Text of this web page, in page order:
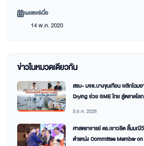
เผยแพร่เมื่อ
14 พ.ค. 2020
ข่าวในหมวดเดียวกัน
สรบ- มจธ.บางขุนเทียน พลิกโฉมอ
Drying ช่วย SME ไทย สู่ตลาดโลก
3 ส.ค. 2026
ศาสตราจารย์ ดร.เชาวลิต ลิ้มมณีวิ
ตำแหน่ง Committee Member